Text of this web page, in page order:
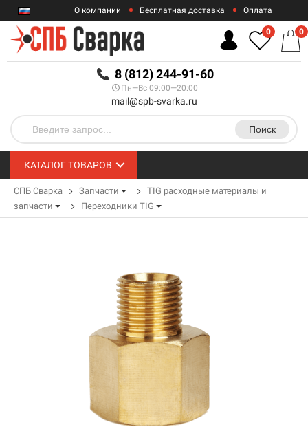
RUB
О компании Бесплатная доставка Оплата
Гарантии
8 (812) 244-91-60
Пн—Вс 09:00—20:00
mail@spb-svarka.ru
Поиск
0 0
КАТАЛОГ ТОВАРОВ
СПБ Сварка Запчасти
TIG расходные материалы и
запчасти
Переходники TIG